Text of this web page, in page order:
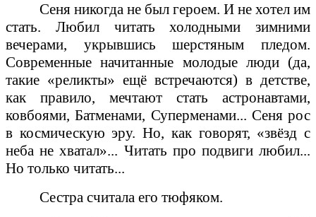
Сеня никогда не был героем. И не хотел им
стать. Любил читать холодными зимними
вечерами, укрывшись шерстяным пледом.
Современные начитанные молодые люди (да,
такие «реликты» ещё встречаются) в детстве,
как правило, мечтают стать астронавтами,
ковбоями, Батменами, Суперменами... Сеня рос
в космическую эру. Но, как говорят, «звёзд с
неба не хватал»... Читать про подвиги любил...
Но только читать...
Сестра считала его тюфяком.